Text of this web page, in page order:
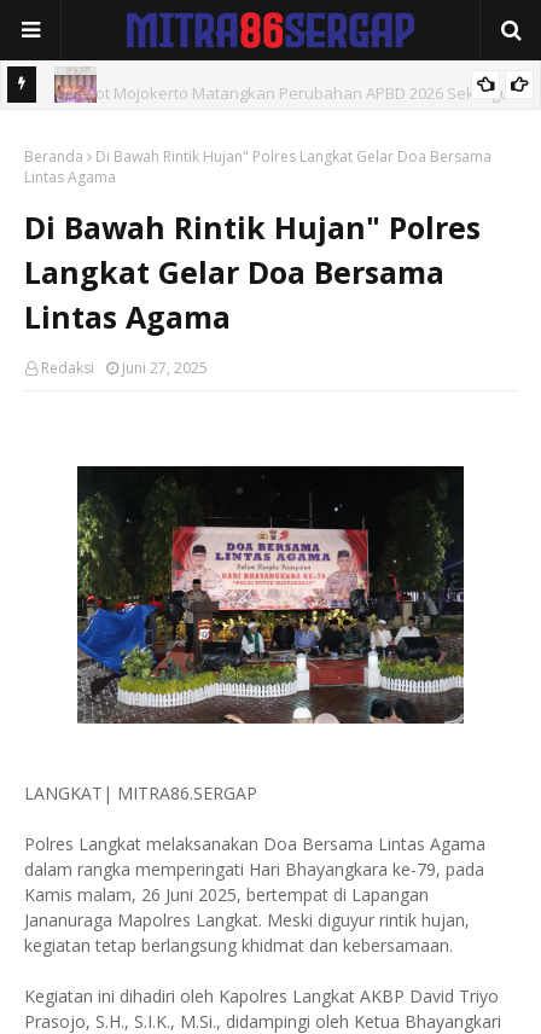
Dorong Pers Untuk Hadir dan Berdampak.
Beranda
Di Bawah Rintik Hujan" Polres Langkat Gelar Doa Bersama
Lintas Agama
Di Bawah Rintik Hujan" Polres
Langkat Gelar Doa Bersama
Lintas Agama
Redaksi Juni 27, 2025
LANGKAT| MITRA86.SERGAP
Polres Langkat melaksanakan Doa Bersama Lintas Agama
dalam rangka memperingati Hari Bhayangkara ke-79, pada
Kamis malam, 26 Juni 2025, bertempat di Lapangan
Jananuraga Mapolres Langkat. Meski diguyur rintik hujan,
kegiatan tetap berlangsung khidmat dan kebersamaan.
Kegiatan ini dihadiri oleh Kapolres Langkat AKBP David Triyo
Prasojo, S.H., S.I.K., M.Si., didampingi oleh Ketua Bhayangkari